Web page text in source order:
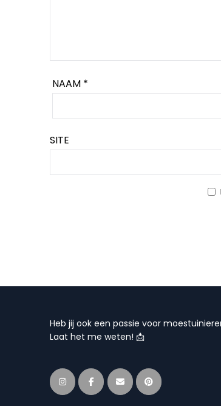
NAAM *
SITE
Heb jij ook een passie voor
Laat het me weten! 📩